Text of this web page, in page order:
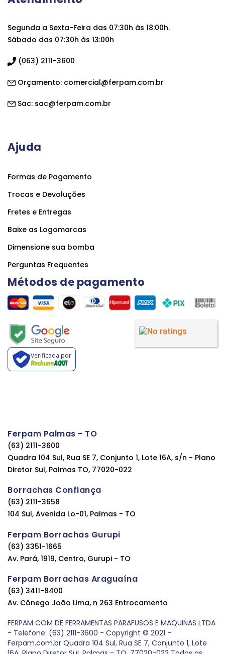
Segunda a Sexta-Feira das 07:30h às 18:00h.
Sábado das 07:30h às 13:00h
(063) 2111-3600
Orçamento: comercial@ferpam.com.br
Sac: sac@ferpam.com.br
Ajuda
Formas de Pagamento
Trocas e Devoluções
Fretes e Entregas
Baixe as Logomarcas
Dimensione sua bomba
Perguntas Frequentes
Métodos de pagamento
Verificada por
Ferpam Palmas - TO
(63) 2111-3600
Quadra 104 Sul, Rua SE 7, Conjunto 1, Lote 16A, s/n - Plano
Diretor Sul, Palmas TO, 77020-022
Borrachas Confiança
(63) 2111-3658
104 Sul, Avenida Lo-01, Palmas - TO
Ferpam Borrachas Gurupi
(63) 3351-1665
Av. Pará, 1919, Centro, Gurupi - TO
Ferpam Borrachas Araguaína
(63) 3411-8400
Av. Cônego João Lima, n 263 Entrocamento
FERPAM COM DE FERRAMENTAS PARAFUSOS E MAQUINAS LTDA
- Telefone: (63) 2111-3600 - Copyright © 2021 -
Ferpam.com.br Quadra 104 Sul, Rua SE 7, Conjunto 1, Lote